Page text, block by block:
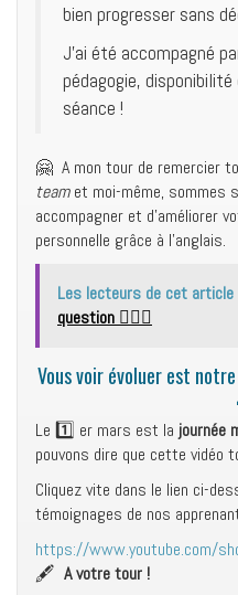
bien progresser sans
J’ai été accompagné
pédagogie,
séance !
🤗 A mon tour de remercier
teamet moi-même, sommes
accompagner et d’améliorer
personnelle grâce à l’anglais.
Les lecteurs de cet
question 🙋🏾‍♀️
Vous voir évoluer est
Le 1️⃣ er mars est la journée
pouvons dire que cette vidéo
Cliquez vite dans le lien ci-
témoignages de nos
https://www.youtube.com/
🖋 A votre tour !